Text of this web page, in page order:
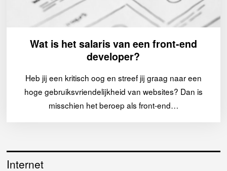
Wat is het salaris van een front-end
developer?
Heb jij een kritisch oog en streef jij graag naar een
hoge gebruiksvriendelijkheid van websites? Dan is
misschien het beroep als front-end…
Internet